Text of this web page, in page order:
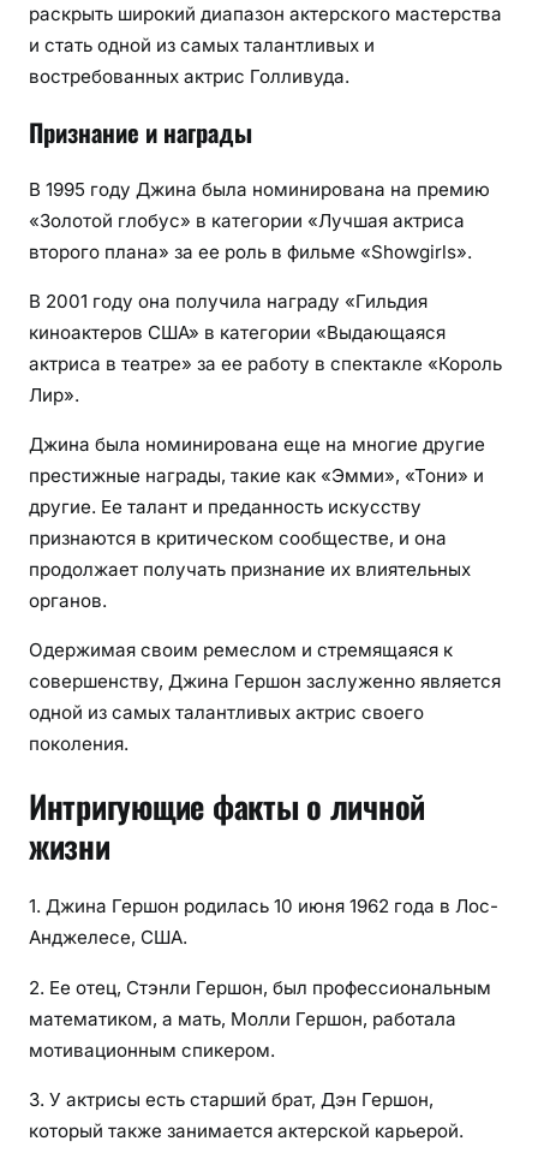
раскрыть широкий диапазон актерского мастерства
и стать одной из самых талантливых и
востребованных актрис Голливуда.
Признание и награды
В 1995 году Джина была номинирована на премию
«Золотой глобус» в категории «Лучшая актриса
второго плана» за ее роль в фильме «Showgirls».
В 2001 году она получила награду «Гильдия
киноактеров США» в категории «Выдающаяся
актриса в театре» за ее работу в спектакле «Король
Лир».
Джина была номинирована еще на многие другие
престижные награды, такие как «Эмми», «Тони» и
другие. Ее талант и преданность искусству
признаются в критическом сообществе, и она
продолжает получать признание их влиятельных
органов.
Одержимая своим ремеслом и стремящаяся к
совершенству, Джина Гершон заслуженно является
одной из самых талантливых актрис своего
поколения.
Интригующие факты о личной
жизни
1. Джина Гершон родилась 10 июня 1962 года в Лос-
Анджелесе, США.
2. Ее отец, Стэнли Гершон, был профессиональным
математиком, а мать, Молли Гершон, работала
мотивационным спикером.
3. У актрисы есть старший брат, Дэн Гершон,
который также занимается актерской карьерой.